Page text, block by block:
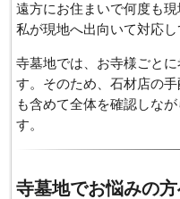
遠方にお住まいで何度も
私が現地へ出向いて対応し
寺墓地では、お寺様ごと
す。そのため、石材店の
も含めて全体を確認しな
す。
寺墓地でお悩みの